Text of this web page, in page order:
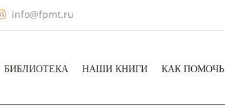
info@fpmt.ru
БИБЛИОТЕКА НАШИ КНИГИ КАК ПОМОЧЬ